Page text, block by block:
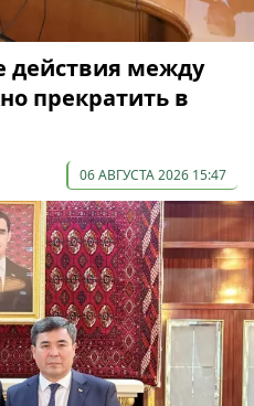
действия между
прекратить в
06 АВГУСТА 2026 15:47